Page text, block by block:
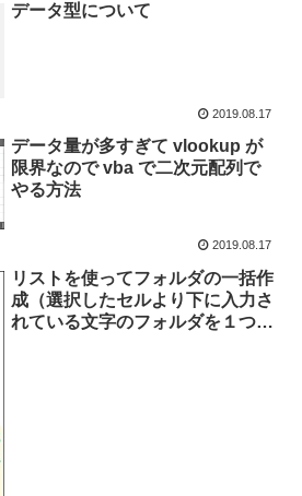
データ型について
2019.08.17
データ量が多すぎて vlookup が
限界なので vba で二次元配列で
やる方法
2019.08.17
リストを使ってフォルダの一括作
成（選択したセルより下に入力さ
れている文字のフォルダを１つず